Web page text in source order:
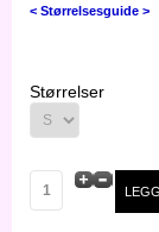
< Størrelsesguide >
Størrelser